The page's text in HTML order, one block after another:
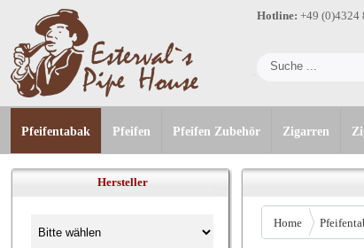
Hotline: +49 (0)4324
Pfeifentabak Pfeifen Pfeifen Zubehör Zigarren
Hersteller
Home